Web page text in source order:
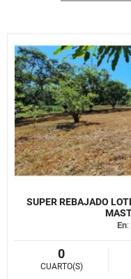
SUPER REBAJADO
En
0
CUARTO(S)